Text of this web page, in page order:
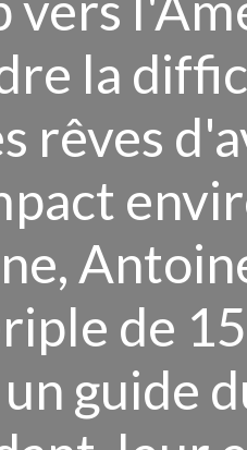
la
rêves
de
guide